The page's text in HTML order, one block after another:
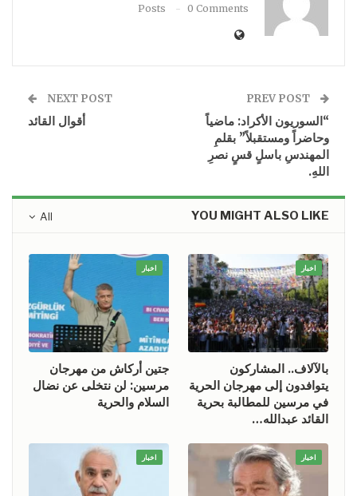
Posts
0 Comments
“السوريون الأكراد: ماضياً
وحاضراً ومستقبلاً” بقلمِ
المهندسِ باسلٍ قسٍ نصرِ
اللهِ.
NEXT POST
أقوال القائد
All YOU MIGHT ALSO LIKE
اخبار
بالآلاف.. المشاركون
يتوافدون إلى مهرجان الحرية
في مرسين للمطالبة بحرية
القائد عبدالله…
اخبار
جتين أركاش من مهرجان
مرسين: لن نتخلى عن نضال
السلام والحرية
اخبار اخبار